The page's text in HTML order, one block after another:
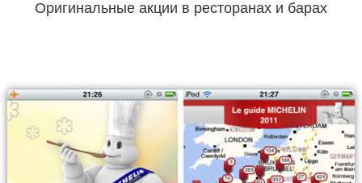
Оригинальные акции в ресторанах и барах